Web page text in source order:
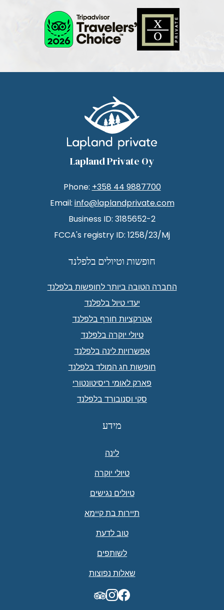
TripAdvisor
Lapland Private Oy
Phone: +358 44 9887700
Email: info@laplandprivate.com
Business ID: 3185652-2
FCCA's registry ID: 1258/23/Mj
חופשות וטיולים בלפלנד
החברה הטובה ביותר לחופשות בלפלנד
יעדי טיול בלפלנד
אטרקציות חורף בלפלנד
טיולי יוקרה בלפלנד
אפשרויות לינה בלפלנד
חופשות חג המולד בלפלנד
פארק לאומי ריסיטונטורי
סקי וסנובורד בלפלנד
מידע
לינה
טיולי יוקרה
טיולים נגישים
תיירות בת קיימא
טוב לדעת
לשותפים
שאלות נפוצות